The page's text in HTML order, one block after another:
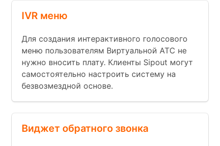
IVR меню
Для создания интерактивного голосового
меню пользователям Виртуальной АТС не
нужно вносить плату. Клиенты Sipout могут
самостоятельно настроить систему на
безвозмездной основе.
Виджет обратного звонка